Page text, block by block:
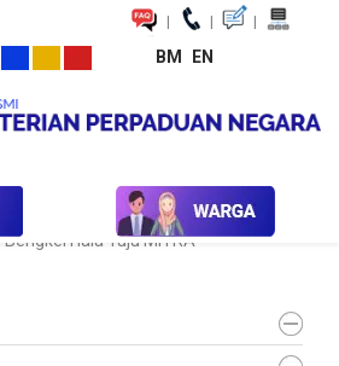
| | |
BM EN
Koleksi Media Foto 2023
Galeri
Bengkel Hala Tuju MITRA